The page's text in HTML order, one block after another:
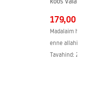
179,00 €
Madalaim hind
enne
Tavahind: